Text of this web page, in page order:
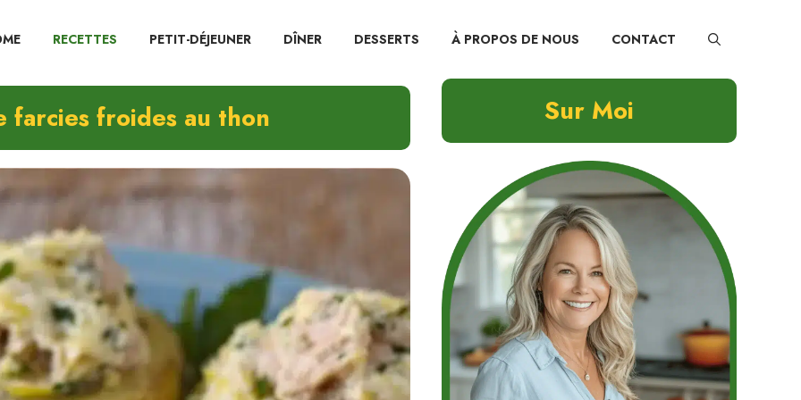
RECETTES PETIT-DÉJEUNER DÎNER DESSERTS À PROPOS DE NOUS CONTACT
farcies froides au thon Sur Moi